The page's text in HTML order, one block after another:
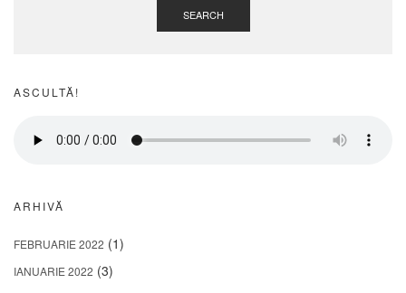
SEARCH
ASCULTĂ!
ARHIVĂ
FEBRUARIE 2022 (1)
IANUARIE 2022 (3)